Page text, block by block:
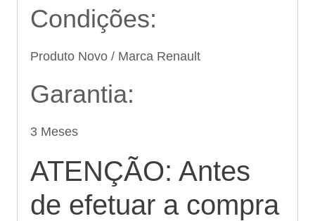
Condições:
Produto Novo / Marca Renault
Garantia:
3 Meses
ATENÇÃO: Antes
de efetuar a compra